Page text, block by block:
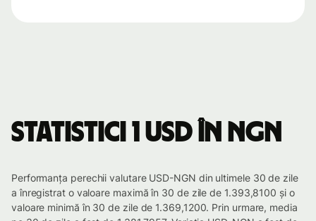
Statistici 1 USD în NGN
Performanța perechii valutare USD-NGN din ultimele 30 de zile
a înregistrat o valoare maximă în 30 de zile de 1.393,8100 și o
valoare minimă în 30 de zile de 1.369,1200. Prin urmare, media